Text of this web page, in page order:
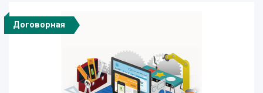
Договорная